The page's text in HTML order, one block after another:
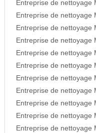
Entreprise de nettoyage
Entreprise de nettoyage
Entreprise de nettoyage
Entreprise de nettoyage
Entreprise de nettoyage
Entreprise de nettoyage
Entreprise de nettoyage
Entreprise de nettoyage
Entreprise de nettoyage
Entreprise de nettoyage
Entreprise de nettoyage